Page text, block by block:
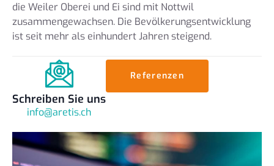
die Weiler Oberei und Ei sind mit Nottwil
zusammengewachsen. Die Bevölkerungsentwicklung
ist seit mehr als einhundert Jahren steigend.
Schreiben Sie uns
info@aretis.ch
Referenzen